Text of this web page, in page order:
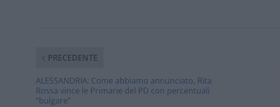
PRECEDENTE
ALESSANDRIA: Come abbiamo annunciato, Rita
Rossa vince le Primarie del PD con percentuali
“bulgare”